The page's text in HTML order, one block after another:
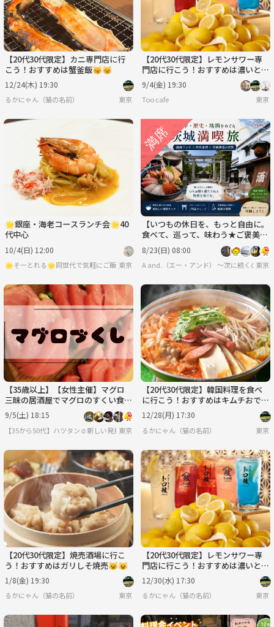
【20代30代限定】カニ専門店に行
こう！おすすめは蟹釜飯😽😽
12/24(木) 19:30
るかにゃん（猫の名前） 東京
【20代30代限定】レモンサワー専
門店に行こう！おすすめは濃いとろ
みかんレモンサワーです😺😺😺
9/4(金) 19:30
Too cafe 東京
🌟銀座・海老コースランチ会🌟40
代中心
10/4(日) 12:00
🌟そーとれる🌟同世代で気軽にご飯会東京
【いつもの休日を、もっと自由に。
食べて、巡って、味わう★ご褒美ド
ライブツアー🚘️】
8/23(日) 08:00
A and.（エー・アンド） 〜次に続くのは、
東京
【35歳以上】【女性主催】マグロ
三昧の居酒屋でマグロのすくい食い
を体験する会【中野】
9/5(土) 18:15
【35から50代】ハツタン☺️新しい発見探索コミュ
東京
【20代30代限定】韓国料理を食べ
に行こう！おすすめはキムチおでん
鍋😺😺
12/28(月) 17:30
るかにゃん（猫の名前） 東京
【20代30代限定】焼売酒場に行こ
う！おすすめはガリしそ焼売😺😺
1/8(金) 19:30
るかにゃん（猫の名前） 東京
【20代30代限定】レモンサワー専
門店に行こう！おすすめは濃いとろ
みかんレモンサワーです😺😺😺
12/30(水) 17:30
るかにゃん（猫の名前） 東京